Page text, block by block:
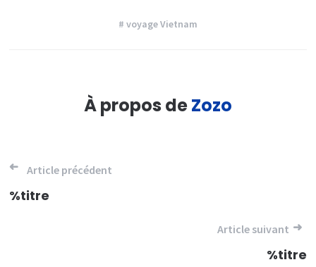
# voyage Vietnam
À propos deZozo
Navigation
de
Article précédent
%titre
Article suivant
%titre